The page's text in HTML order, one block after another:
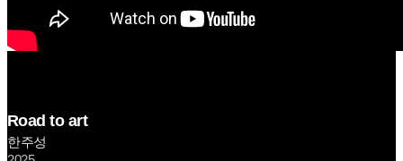
Road to art
한주성